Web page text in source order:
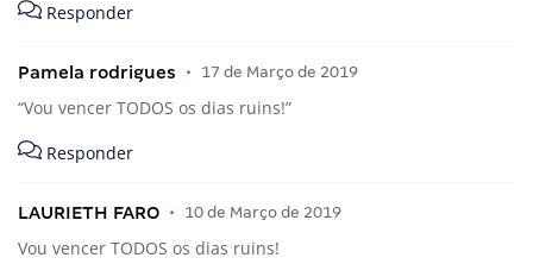
Responder
Pamela rodrigues • 17 de Março de 2019
“Vou vencer TODOS os dias ruins!”
Responder
LAURIETH FARO • 10 de Março de 2019
Vou vencer TODOS os dias ruins!